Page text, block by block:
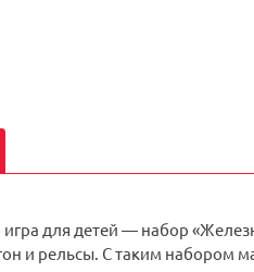
игра для детей — набор
и рельсы. С таким набором